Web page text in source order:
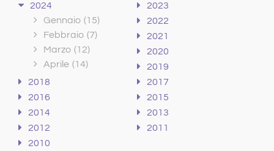
2024
Gennaio (15)
Febbraio (7)
Marzo (12)
Aprile (14)
2023
2022
2021
2020
2019
2018
2017
2016
2015
2014
2013
2012
2011
2010